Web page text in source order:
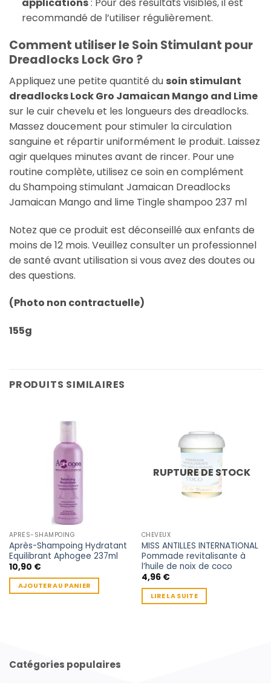
applications: Pour des résultats visibles, il est
recommandé de l’utiliser régulièrement.
Comment utiliser le Soin Stimulant pour
Dreadlocks Lock Gro ?
Appliquez une petite quantité du soin stimulant
dreadlocks Lock Gro Jamaican Mango and Lime
sur le cuir chevelu et les longueurs des dreadlocks.
Massez doucement pour stimuler la circulation
sanguine et répartir uniformément le produit. Laissez
agir quelques minutes avant de rincer. Pour une
routine complète, utilisez ce soin en complément
du Shampoing stimulant Jamaican Dreadlocks
Jamaican Mango and lime Tingle shampoo 237 ml
Notez que ce produit est déconseillé aux enfants de
moins de 12 mois. Veuillez consulter un professionnel
de santé avant utilisation si vous avez des doutes ou
des questions.
(Photo non contractuelle)
155g
PRODUITS SIMILAIRES
APRÈS-SHAMPOING
Après-Shampoing Hydratant
Equilibrant Aphogee 237ml
10,90 €
AJOUTER AU PANIER
RUPTURE DE STOCK
CHEVEUX
MISS ANTILLES INTERNATIONAL
Pommade revitalisante à
l’huile de noix de coco
4,96 €
LIRE LA SUITE
Catégories populaires